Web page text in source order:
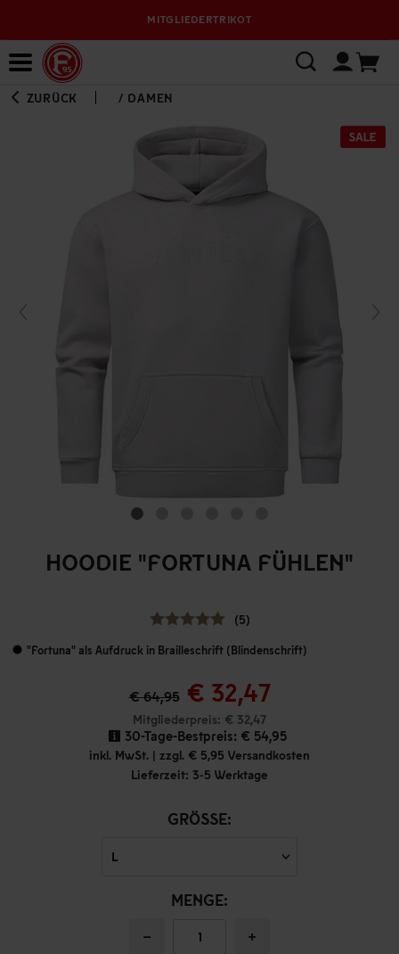
MITGLIEDERTRIKOT
ZURÜCK / DAMEN
HOODIE "FORTUNA FÜHLEN"
(5)
"Fortuna" als Aufdruck in Brailleschrift (Blindenschrift)
€ 64,95 € 32,47
Mitgliederpreis: € 32,47
30-Tage-Bestpreis: € 54,95
inkl. MwSt. | zzgl. € 5,95 Versandkosten
Lieferzeit: 3-5 Werktage
GRÖSSE:
MENGE:
− +